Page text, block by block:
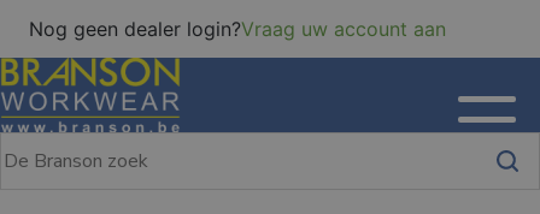
Nog geen dealer login?Vraag uw account aan